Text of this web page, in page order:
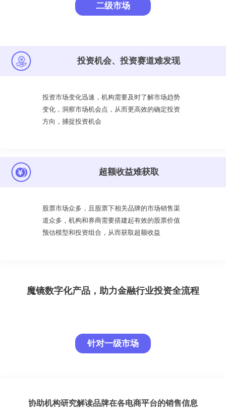
二级市场
投资机会、投资赛道难发现
投资市场变化迅速，机构需要及时了解市场趋势
变化，洞察市场机会点，从而更高效的确定投资
方向，捕捉投资机会
超额收益难获取
股票市场众多，且股票下相关品牌的市场销售渠
道众多，机构和券商需要搭建起有效的股票价值
预估模型和投资组合，从而获取超额收益
魔镜数字化产品，助力金融行业投资全流程
针对一级市场
协助机构研究解读品牌在各电商平台的销售信息